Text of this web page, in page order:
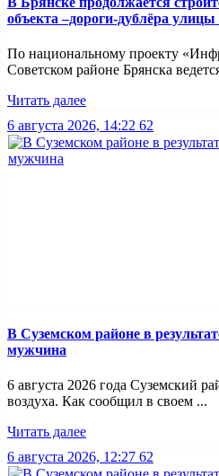
объекта –дороги-дублёра
По национальному проекту
Советском районе Брянска
Читать далее
6 августа 2026, 14:22 62
В Суземском районе в
мужчина
6 августа 2026 года Суземский
воздуха. Как сообщил в своем ...
Читать далее
6 августа 2026, 12:27 62